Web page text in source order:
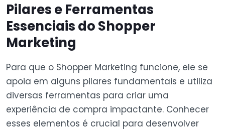
Pilares e Ferramentas
Essenciais do Shopper
Marketing
Para que o Shopper Marketing funcione, ele se
apoia em alguns pilares fundamentais e utiliza
diversas ferramentas para criar uma
experiência de compra impactante. Conhecer
esses elementos é crucial para desenvolver